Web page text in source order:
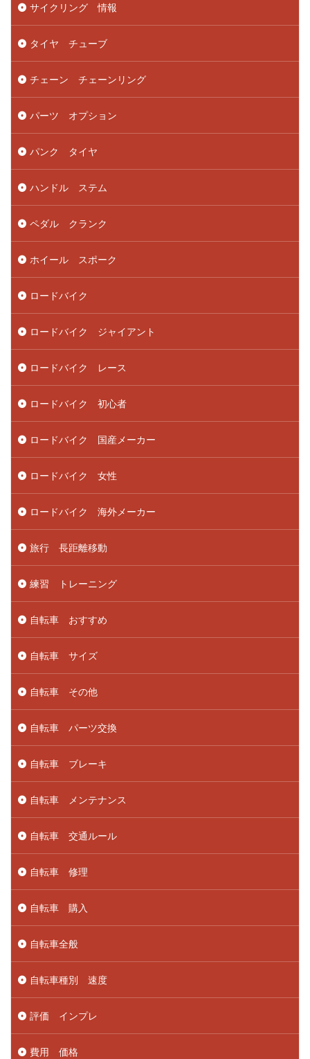
サイクリング 情報
タイヤ チューブ
チェーン チェーンリング
パーツ オプション
パンク タイヤ
ハンドル ステム
ペダル クランク
ホイール スポーク
ロードバイク
ロードバイク ジャイアント
ロードバイク レース
ロードバイク 初心者
ロードバイク 国産メーカー
ロードバイク 女性
ロードバイク 海外メーカー
旅行 長距離移動
練習 トレーニング
自転車 おすすめ
自転車 サイズ
自転車 その他
自転車 パーツ交換
自転車 ブレーキ
自転車 メンテナンス
自転車 交通ルール
自転車 修理
自転車 購入
自転車全般
自転車種別 速度
評価 インプレ
費用 価格